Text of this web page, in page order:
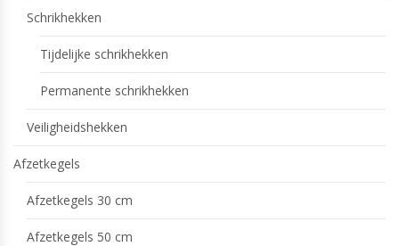
Schrikhekken
Tijdelijke schrikhekken
Permanente schrikhekken
Veiligheidshekken
Afzetkegels
Afzetkegels 30 cm
Afzetkegels 50 cm